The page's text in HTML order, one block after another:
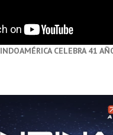
INDOAMÉRICA CELEBRA 41